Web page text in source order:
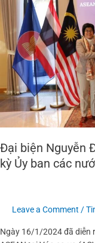
Đại biện Nguyễn
kỳ Ủy ban các
Leave a Comment /
Ngày 16/1/2024 đã diễn
Quang
dự
Phiên
họp
thường
Ủy
ban
các
nước
tại
Vác-